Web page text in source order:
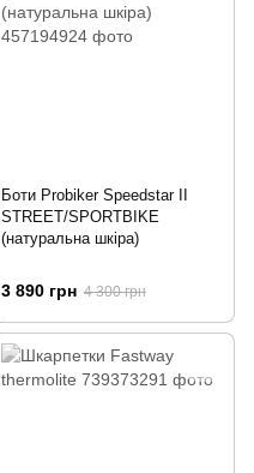
Боти Probiker Speedstar II
STREET/SPORTBIKE
(натуральна шкіра)
3 890 грн 4 300 грн